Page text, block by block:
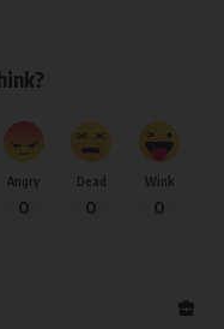
Angry
0
Dead
0
Wink
0